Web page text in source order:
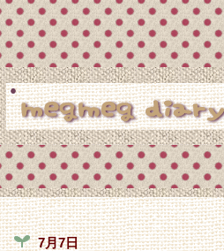
7月7日